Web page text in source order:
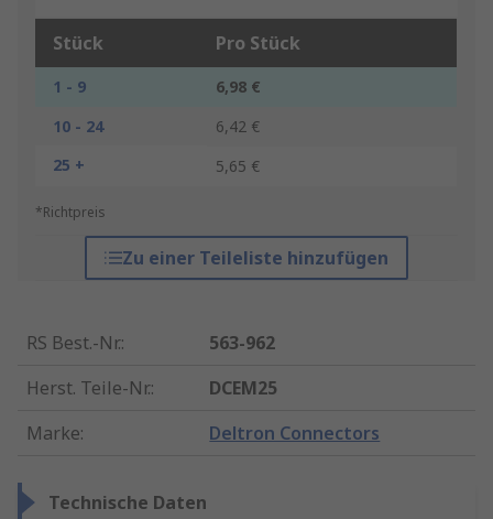
Stück Pro Stück
1 - 9
6,98 €
10 - 24
6,42 €
25 +
5,65 €
*Richtpreis
Zu einer Teileliste hinzufügen
RS Best.-Nr.:
563-962
Herst. Teile-Nr.:
DCEM25
Marke: Deltron Connectors
Technische Daten